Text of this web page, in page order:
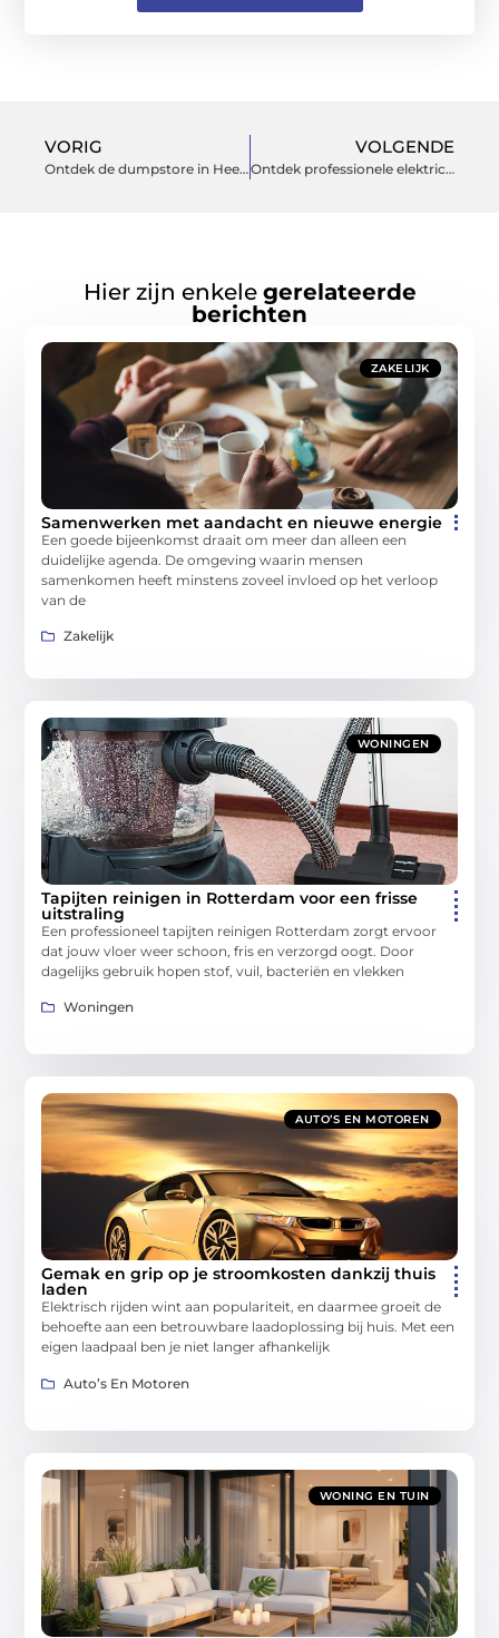
VORIG
Ontdek de dumpstore in Heerenveen: Jouw gids voor slim en duurzaam winkelen
VOLGENDE
Ontdek professionele elektricien in goes voor uw behoeften
Hier zijn enkele gerelateerde
berichten
ZAKELIJK
Samenwerken met aandacht en nieuwe energie
Een goede bijeenkomst draait om meer dan alleen een
duidelijke agenda. De omgeving waarin mensen
samenkomen heeft minstens zoveel invloed op het verloop
van de
Zakelijk
WONINGEN
Tapijten reinigen in Rotterdam voor een frisse
uitstraling
Een professioneel tapijten reinigen Rotterdam zorgt ervoor
dat jouw vloer weer schoon, fris en verzorgd oogt. Door
dagelijks gebruik hopen stof, vuil, bacteriën en vlekken
Woningen
AUTO’S EN MOTOREN
Gemak en grip op je stroomkosten dankzij thuis
laden
Elektrisch rijden wint aan populariteit, en daarmee groeit de
behoefte aan een betrouwbare laadoplossing bij huis. Met een
eigen laadpaal ben je niet langer afhankelijk
Auto’s En Motoren
WONING EN TUIN